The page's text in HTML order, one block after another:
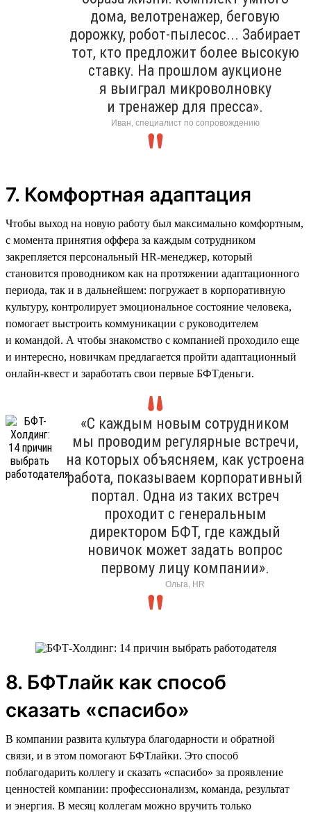
дома, велотренажер, беговую
дорожку, робот-пылесос... Забирает
тот, кто предложит более высокую
ставку. На прошлом аукционе
я выиграл микроволновку
и тренажер для пресса».
Иван, специалист по сопровождению
7. Комфортная адаптация
Чтобы выход на новую работу был максимально комфортным,
с момента принятия оффера за каждым сотрудником
закрепляется персональный HR-менеджер, который
становится проводником как на протяжении адаптационного
периода, так и в дальнейшем: погружает в корпоративную
культуру, контролирует эмоциональное состояние человека,
помогает выстроить коммуникации с руководителем
и командой. А чтобы знакомство с компанией проходило еще
и интересно, новичкам предлагается пройти адаптационный
онлайн-квест и заработать свои первые БФТденьги.
«С каждым новым сотрудником
мы проводим регулярные встречи,
на которых объясняем, как устроена
работа, показываем корпоративный
портал. Одна из таких встреч
проходит с генеральным
директором БФТ, где каждый
новичок может задать вопрос
первому лицу компании».
Ольга, HR
8. БФТлайк как способ
сказать «спасибо»
В компании развита культура благодарности и обратной
связи, и в этом помогают БФТлайки. Это способ
поблагодарить коллегу и сказать «спасибо» за проявление
ценностей компании: профессионализм, команда, результат
и энергия. В месяц коллегам можно вручить только